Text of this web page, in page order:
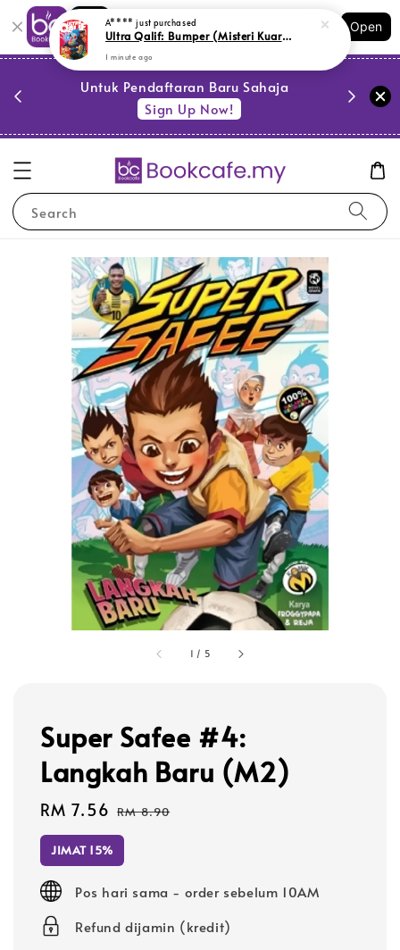
Shopping: Track Your Order
Your Trusted Shops
Open
Untuk Pendaftaran Baru Sahaja
Sign Up Now!
Search
1 / 5
Super Safee #4:
Langkah Baru (M2)
Sale
price
RM 7.56 Regular
price
RM 8.90
JIMAT 15%
Pos hari sama - order sebelum 10AM
Refund dijamin (kredit)
A**** just purchased
Ultra Qalif: Bumper (Misteri Kuara) (M14,Y41)
1 minute ago